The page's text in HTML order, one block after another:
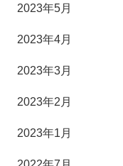
2023年5月
2023年4月
2023年3月
2023年2月
2023年1月